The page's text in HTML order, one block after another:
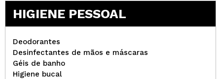
HIGIENE PESSOAL
Deodorantes
Desinfectantes de mãos e máscaras
Géis de banho
Higiene bucal